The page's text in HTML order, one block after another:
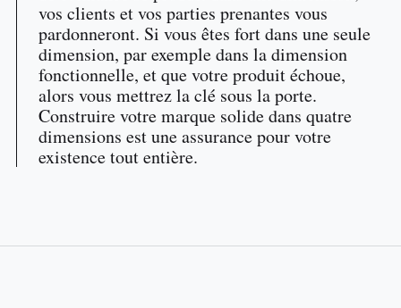
vos clients et vos parties prenantes vous
pardonneront. Si vous êtes fort dans une seule
dimension, par exemple dans la dimension
fonctionnelle, et que votre produit échoue,
alors vous mettrez la clé sous la porte.
Construire votre marque solide dans quatre
dimensions est une assurance pour votre
existence tout entière.